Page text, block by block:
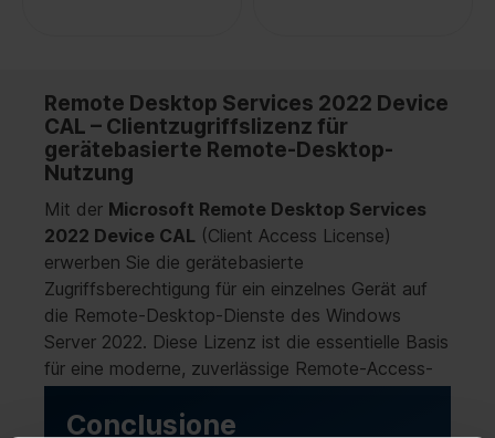
Remote Desktop Services 2022 Device
CAL – Clientzugriffslizenz für
gerätebasierte Remote-Desktop-
Nutzung
Mit der Microsoft Remote Desktop Services
2022 Device CAL (Client Access License)
erwerben Sie die gerätebasierte
Zugriffsberechtigung für ein einzelnes Gerät auf
die Remote-Desktop-Dienste des Windows
Server 2022. Diese Lizenz ist die essentielle Basis
für eine moderne, zuverlässige Remote-Access-
unabhängig von der Anzahl der Benutzer, die es
Conclusione